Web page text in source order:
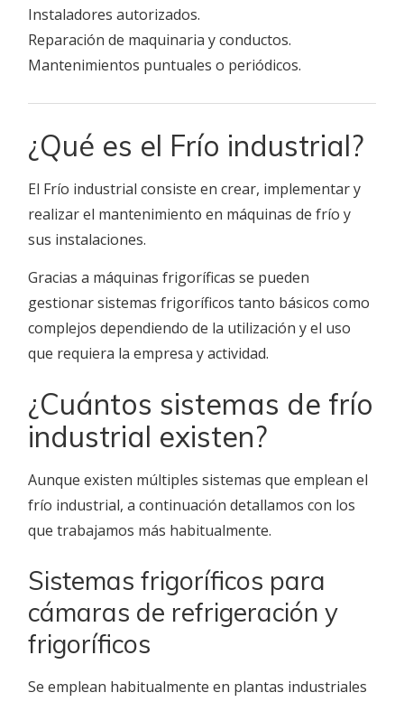
Instaladores autorizados.
Reparación de maquinaria y conductos.
Mantenimientos puntuales o periódicos.
¿Qué es el Frío industrial?
El Frío industrial consiste en crear, implementar y
realizar el mantenimiento en máquinas de frío y
sus instalaciones.
Gracias a máquinas frigoríficas se pueden
gestionar sistemas frigoríficos tanto básicos como
complejos dependiendo de la utilización y el uso
que requiera la empresa y actividad.
¿Cuántos sistemas de frío
industrial existen?
Aunque existen múltiples sistemas que emplean el
frío industrial, a continuación detallamos con los
que trabajamos más habitualmente.
Sistemas frigoríficos para
cámaras de refrigeración y
frigoríficos
Se emplean habitualmente en plantas industriales